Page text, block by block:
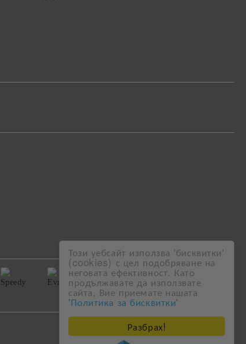
Разбрах!
Този уебсайт използва 'бисквитки'
(cookies) с цел подобряване на
неговата ефективност. Като
продължавате да използвате
сайта, Вие приемате нашата
'Политика за бисквитки'
Моите лични данни